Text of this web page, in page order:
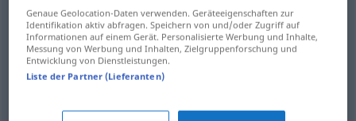
jemandem (etwas)vorwerfen
jemandem Vorwürfemachen
Genaue Geolocation-Daten verwenden. Geräteeigenschaften zur
Identifikation aktiv abfragen. Speichern von und/oder Zugriff auf
Informationen auf einem Gerät. Personalisierte Werbung und Inhalte,
Messung von Werbung und Inhalten, Zielgruppenforschung und
Entwicklung von Dienstleistungen.
Liste der Partner (Lieferanten)